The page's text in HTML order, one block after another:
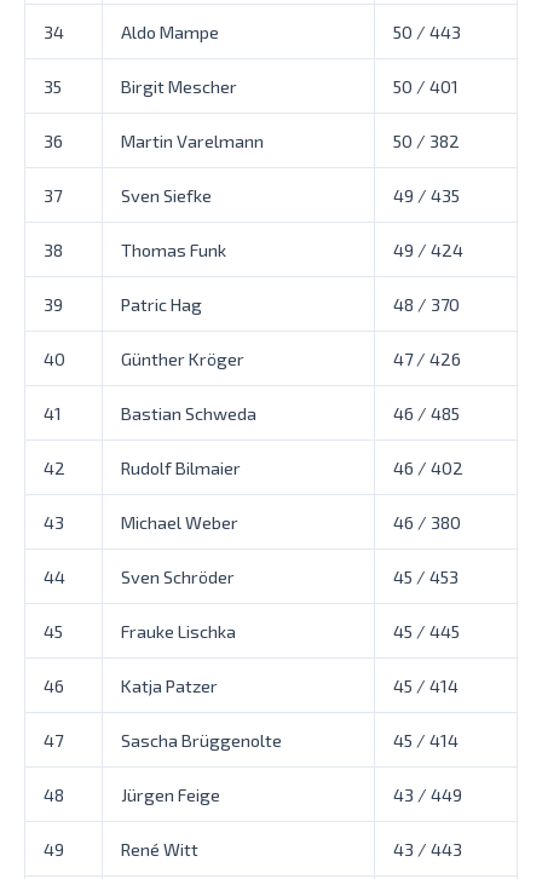
34 Aldo Mampe 50 / 443
35 Birgit Mescher 50 / 401
36 Martin Varelmann 50 / 382
37 Sven Siefke 49 / 435
38 Thomas Funk 49 / 424
39 Patric Hag 48 / 370
40 Günther Kröger 47 / 426
41 Bastian Schweda 46 / 485
42 Rudolf Bilmaier 46 / 402
43 Michael Weber 46 / 380
44 Sven Schröder 45 / 453
45 Frauke Lischka 45 / 445
46 Katja Patzer 45 / 414
47 Sascha Brüggenolte 45 / 414
48 Jürgen Feige 43 / 449
49 René Witt 43 / 443